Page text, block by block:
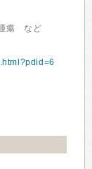
腫瘍 など